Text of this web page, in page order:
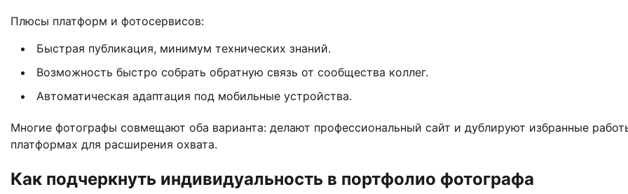
Плюсы платформ и фотосервисов:
Быстрая публикация, минимум технических знаний.
Возможность быстро собрать обратную связь от сообщества коллег.
Автоматическая адаптация под мобильные устройства.
Многие фотографы совмещают оба варианта: делают профессиональный сайт и дублируют избранные
платформах для расширения охвата.
Как подчеркнуть индивидуальность в портфолио фотографа